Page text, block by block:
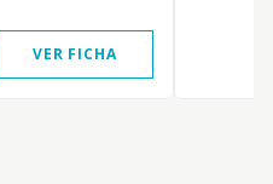
VER FICHA